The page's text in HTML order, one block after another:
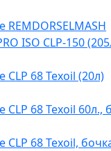
ISO CLP-150
68 Texoil (20л)
68 Texoil 60л.,
68 Texoil,